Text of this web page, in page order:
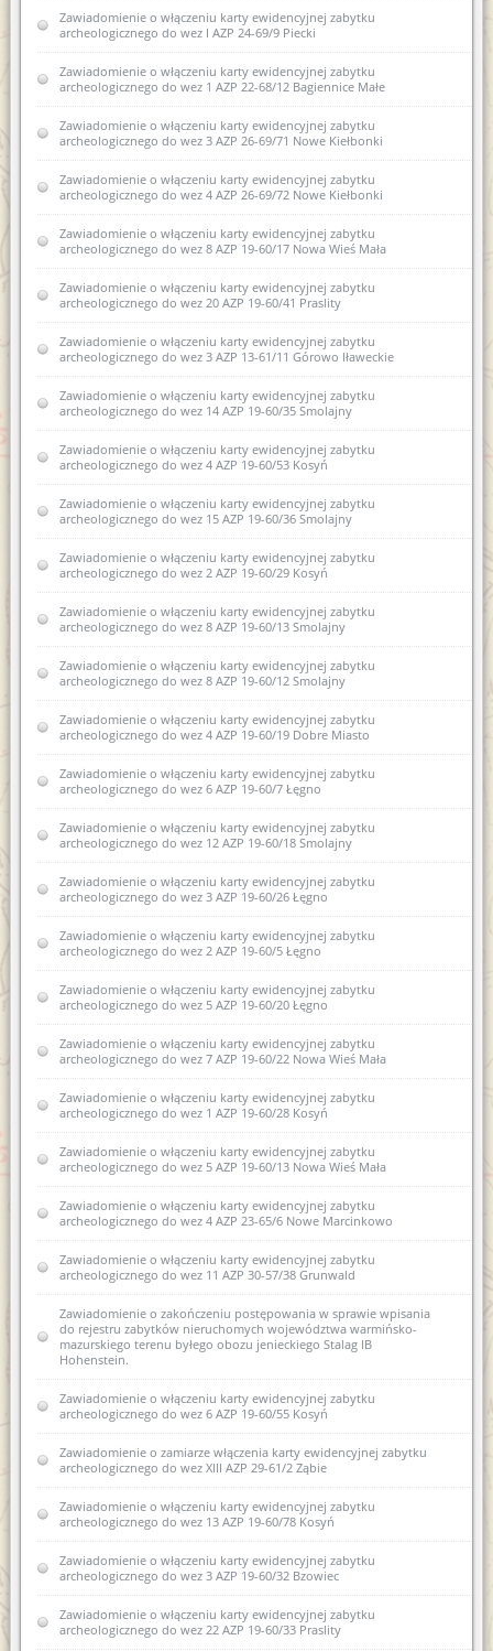
Zawiadomienie o zamiarze włączenia do wojewódzkiej karty
ewidencyjnej zabytku archeologicznego lądowego AZP 19-68/54
Zawiadomienie o wszczęciu postępowania administracyjnego w
sprawie wydania pozwolenia na prowadzenie archeologicznych
badań powierzchniowych w zakresie planowanej rozbudowy
drogi krajowej nr 51 na odcinku obwodnicy miejscowości
Smolajny
Zawiadomienie o włączeniu do wojewódzkiej ewidencji
zabytków nowej karty ewidencyjnej zabytku archeologicznego
lądowego w wojewódzkiej ewidencji zabytków 2 AZP 23-70/1
Kosewo
Zawiadomienie o włączeniu do wojewódzkiej ewidencji
zabytków nowej karty ewidencyjnej zabytku archeologicznego
lądowego w wojewódzkiej ewidencji zabytków nr 2 AZP 20-
67/12 w obrębie Samławki
Zawiadomienie o zamiarze włączenia karty ewidencyjnej
zabytku archeologicznego lądowego do wojewódzkiej
ewidencji zabytków 1 AZP 35-58/15 Komorniki
Zawiadomienie o włączeniu do wojewódzkiej ewidencji
zabytków karty ewidencyjnej zabytku archeologicznego
lądowego 9 AZP 18-61/15 Wichrowo
Zawiadomienie o włączeniu do wojewódzkiej ewidencji
zabytków karty ewidencyjnej zabytku archeologicznego
lądowego 7 AZP 18-61/47 Miłogórze
Zawiadomienie o zamiarze wyłączenia z wojewódzkiej
ewidencji zabytków karty ewidencyjnej obiektu zabytkowego
Zawiadomienie o zamiarze włączenia karty ewidencyjnej
zabytków archeologicznych lądowych do wojewódzkiej
ewidencji zabytków 23.10.2020r.
Zawiadomienie o zamiarze sporządzenia nowej karty
ewidencyjnej zabytku archeologicznego lądowego w
wojewódzkiej ewidencji zabytków 4 AZP 20-60/11 Leginy
Zawiadomienie o zamiarze włączenia karty ewidencyjnej
zabytków archeologicznych lądowych do wojewódzkiej
ewidencji zabytków AZP 25-69/22 Piecki
Zawiadomienie o wszczęciu postępowania administracyjnego w
sprawie wpisania do rejestru zabytków archeologicznych
fragmentów kamiennych dawnej zabudowy Biskupiec, dz. nr
65/10
Zawiadomienie o włączeniu do wojewódzkiej ewidencji
zabytków karty ewidencyjnej zabytku archeologicznego
lądowego XII AZP 25-69-61/22 Piecki
Zawiadomienie o włączeniu kart ewidencyjnych zabytków
archeologicznych lądowych do wojewódzkiej ewidencji
zabytków (Pomorowo, gm. Lidzbark Warmiński)
Zawiadomienie o włączeniu kart ewidencyjnych zabytków
archeologicznych lądowych do wojewódzkiej ewidencji
zabytków 26AZP 19-60/80 Smolajny
Zawiadomienie o włączeniu karty ewidencyjnej zabytku
archeologicznego lądowego do wojewódzkiej ewidencji
zabytków 2AZP 17-62/50 Pilnik
Zawiadomienie o zamiarze włączenia karty ewidencyjnej
zabytku archeologicznego lądowego do Wojewódzkiej
ewidencji zabytków 18 AZP 18-61/44 Stryjkowo
Zawiadomienie o zamiarze włączenia karty ewidencyjnej
zabytku archeologicznego lądowego do Wojewódzkiej
ewidencji zabytków 17 AZP 18-61/42 Stryjkowo
Zawiadomienie o zamiarze włączenia karty ewidencyjnej
zabytku archeologicznego lądowego do Wojewódzkiej
ewidencji zabytków 16 AZP 18-61/41 Stryjkowo
Zawiadomienie o zamiarze włączenia karty ewidencyjnej
zabytku archeologicznego lądowego do Wojewódzkiej
ewidencji zabytków 14 AZP 18-61/39 Stryjkowo
Zawiadomienie o zamiarze włączenia karty ewidencyjnej
zabytku archeologicznego lądowego do Wojewódzkiej
ewidencji zabytków 15 AZP 18-61/40 Stryjkowo
Zawiadomienie o zamiarze włączenia karty ewidencyjnej
zabytku archeologicznego lądowego do Wojewódzkiej
ewidencji zabytków 12 AZP 18-61/33 Stryjkowo
Zawiadomienie o zamiarze włączenia karty ewidencyjnej
zabytku archeologicznego lądowego do Wojewódzkiej
ewidencji zabytków 13 AZP 18-61/36 Stryjkowo
Zawiadomienie o włączeniu karty ewidencyjnej zabytku
archeologicznego do wez I AZP 24-69/9 Piecki
Zawiadomienie o włączeniu karty ewidencyjnej zabytku
archeologicznego do wez 1 AZP 22-68/12 Bagiennice Małe
Zawiadomienie o włączeniu karty ewidencyjnej zabytku
archeologicznego do wez 3 AZP 26-69/71 Nowe Kiełbonki
Zawiadomienie o włączeniu karty ewidencyjnej zabytku
archeologicznego do wez 4 AZP 26-69/72 Nowe Kiełbonki
Zawiadomienie o włączeniu karty ewidencyjnej zabytku
archeologicznego do wez 8 AZP 19-60/17 Nowa Wieś Mała
Zawiadomienie o włączeniu karty ewidencyjnej zabytku
archeologicznego do wez 20 AZP 19-60/41 Praslity
Zawiadomienie o włączeniu karty ewidencyjnej zabytku
archeologicznego do wez 3 AZP 13-61/11 Górowo Iławeckie
Zawiadomienie o włączeniu karty ewidencyjnej zabytku
archeologicznego do wez 14 AZP 19-60/35 Smolajny
Zawiadomienie o włączeniu karty ewidencyjnej zabytku
archeologicznego do wez 4 AZP 19-60/53 Kosyń
Zawiadomienie o włączeniu karty ewidencyjnej zabytku
archeologicznego do wez 15 AZP 19-60/36 Smolajny
Zawiadomienie o włączeniu karty ewidencyjnej zabytku
archeologicznego do wez 2 AZP 19-60/29 Kosyń
Zawiadomienie o włączeniu karty ewidencyjnej zabytku
archeologicznego do wez 8 AZP 19-60/13 Smolajny
Zawiadomienie o włączeniu karty ewidencyjnej zabytku
archeologicznego do wez 8 AZP 19-60/12 Smolajny
Zawiadomienie o włączeniu karty ewidencyjnej zabytku
archeologicznego do wez 4 AZP 19-60/19 Dobre Miasto
Zawiadomienie o włączeniu karty ewidencyjnej zabytku
archeologicznego do wez 6 AZP 19-60/7 Łęgno
Zawiadomienie o włączeniu karty ewidencyjnej zabytku
archeologicznego do wez 12 AZP 19-60/18 Smolajny
Zawiadomienie o włączeniu karty ewidencyjnej zabytku
archeologicznego do wez 3 AZP 19-60/26 Łęgno
Zawiadomienie o włączeniu karty ewidencyjnej zabytku
archeologicznego do wez 2 AZP 19-60/5 Łęgno
Zawiadomienie o włączeniu karty ewidencyjnej zabytku
archeologicznego do wez 5 AZP 19-60/20 Łęgno
Zawiadomienie o włączeniu karty ewidencyjnej zabytku
archeologicznego do wez 7 AZP 19-60/22 Nowa Wieś Mała
Zawiadomienie o włączeniu karty ewidencyjnej zabytku
archeologicznego do wez 1 AZP 19-60/28 Kosyń
Zawiadomienie o włączeniu karty ewidencyjnej zabytku
archeologicznego do wez 5 AZP 19-60/13 Nowa Wieś Mała
Zawiadomienie o włączeniu karty ewidencyjnej zabytku
archeologicznego do wez 4 AZP 23-65/6 Nowe Marcinkowo
Zawiadomienie o włączeniu karty ewidencyjnej zabytku
archeologicznego do wez 11 AZP 30-57/38 Grunwald
Zawiadomienie o zakończeniu postępowania w sprawie wpisania
do rejestru zabytków nieruchomych województwa warmińsko-
mazurskiego terenu byłego obozu jenieckiego Stalag IB
Hohenstein.
Zawiadomienie o włączeniu karty ewidencyjnej zabytku
archeologicznego do wez 6 AZP 19-60/55 Kosyń
Zawiadomienie o zamiarze włączenia karty ewidencyjnej zabytku
archeologicznego do wez XIII AZP 29-61/2 Ząbie
Zawiadomienie o włączeniu karty ewidencyjnej zabytku
archeologicznego do wez 13 AZP 19-60/78 Kosyń
Zawiadomienie o włączeniu karty ewidencyjnej zabytku
archeologicznego do wez 3 AZP 19-60/32 Bzowiec
Zawiadomienie o włączeniu karty ewidencyjnej zabytku
archeologicznego do wez 22 AZP 19-60/33 Praslity